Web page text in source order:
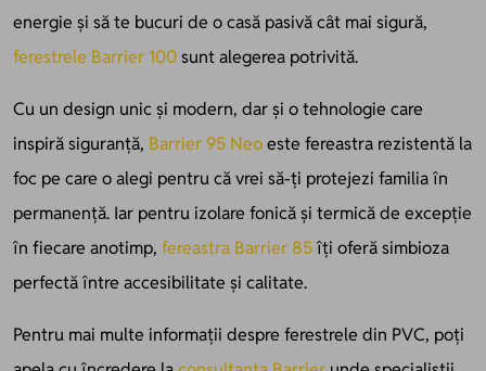
energie și să te bucuri de o casă pasivă cât mai sigură,
ferestrele Barrier 100sunt alegerea potrivită.
Cu un design unic și modern, dar și o tehnologie care
inspiră siguranță, Barrier 95 Neoeste fereastra rezistentă la
foc pe care o alegi pentru că vrei să-ți protejezi familia în
permanență. Iar pentru izolare fonică și termică de excepție
în fiecare anotimp, fereastra Barrier 85îți oferă simbioza
perfectă între accesibilitate și calitate.
Pentru mai multe informații despre ferestrele din PVC, poți